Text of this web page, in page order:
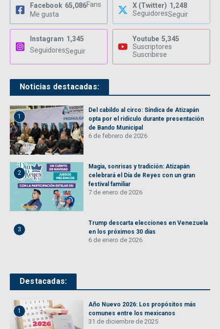
Facebook 65,086Fans
Me gusta
X (Twitter) 1,248
SeguidoresSeguir
Instagram 1,345
SeguidoresSeguir
Youtube 5,345
Suscriptores
Suscribirse
Noticias destacadas:
1
Del cabildo al circo: Síndica de Atizapán
opta por el ridículo durante presentación
de Bando Municipal
6 de febrero de 2026
2
Magia, sonrisas y tradición: Atizapán
celebrará el Día de Reyes con un gran
festival familiar
7 de enero de 2026
3
Trump descarta elecciones en Venezuela
en los próximos 30 días
6 de enero de 2026
Destacadas:
1
Año Nuevo 2026: Los propósitos más
comunes entre los mexicanos
31 de diciembre de 2025